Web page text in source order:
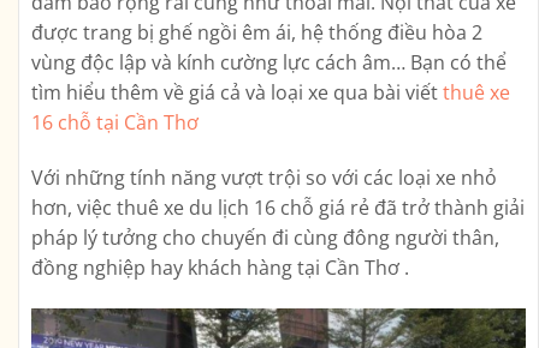
được trang bị ghế ngồi êm ái, hệ thống điều hòa 2
vùng độc lập và kính cường lực cách âm… Bạn có thể
tìm hiểu thêm về giá cả và loại xe qua bài viếtthuê xe
16 chỗ tại Cần Thơ
Với những tính năng vượt trội so với các loại xe nhỏ
hơn, việc thuê xe du lịch 16 chỗ giá rẻ đã trở thành giải
pháp lý tưởng cho chuyến đi cùng đông người thân,
đồng nghiệp hay khách hàng tại Cần Thơ .